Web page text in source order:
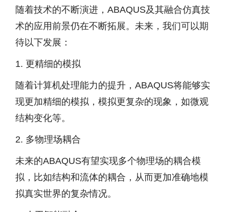
随着技术的不断演进，ABAQUS及其融合仿真技
术的应用前景仍在不断拓展。未来，我们可以期
待以下发展：
1. 更精细的模拟
随着计算机处理能力的提升，ABAQUS将能够实
现更加精细的模拟，模拟更复杂的现象，如微观
结构变化等。
2. 多物理场耦合
未来的ABAQUS有望实现多个物理场的耦合模
拟，比如结构和流体的耦合，从而更加准确地模
拟真实世界的复杂情况。